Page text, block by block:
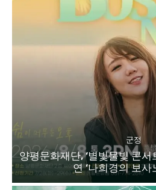
군정
양평문화재단, ‘별빛물빛 콘서
연 ‘나희경의 보사